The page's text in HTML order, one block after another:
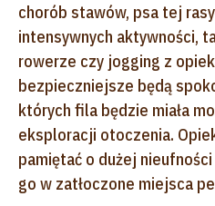
chorób stawów, psa tej
intensywnych aktywności,
rowerze czy jogging z
bezpieczniejsze będą
których fila będzie miała
eksploracji otoczenia.
pamiętać o dużej
go w zatłoczone miejsca